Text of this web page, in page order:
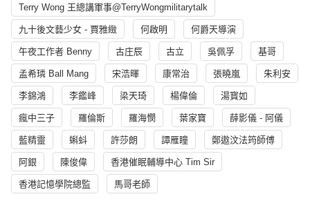
Terry Wong 王總講軍事@TerryWongmilitarytalk
九十後文藝少女 - 賈雅緻 何啟明 何爵天導演
午夜工作者 Benny 古庄辰 古立 吳佩孚 基哥
孟希璘 Ball Mang 宋浩暉 康常治 張曉嵐 朱利安
李錦鴻 李鑑峰 梁天琦 楊偉倫 湯寳如
瘋中三子 羅倫斯 羅海憫 葉家寶 薛影儀 - 阿儀
藍精靈 蝌蚪 許莎朗 譚雁瞳 鄭遨汶法筠師傅
阿銀 陳俊偉 香港催眠輔導中心 Tim Sir
香港記憶學院總監 馬哥老師